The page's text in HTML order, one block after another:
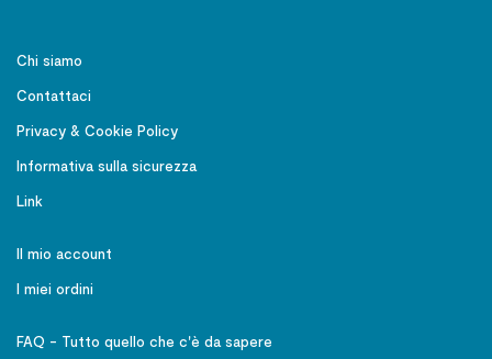
Chi siamo
Contattaci
Privacy & Cookie Policy
Informativa sulla sicurezza
Link
Il mio account
I miei ordini
FAQ - Tutto quello che c'è da sapere